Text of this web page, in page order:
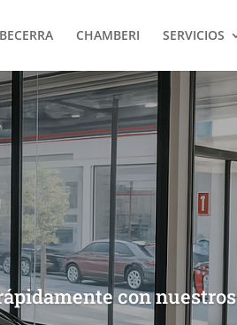
CHAMBERI SERVICIOS
con nuestros